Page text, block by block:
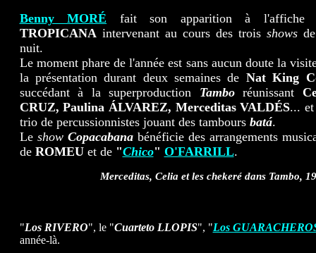
Benny MORÉ fait son apparition à l'affiche
TROPICANAintervenant au cours des troisshows
nuit.
Le moment phare de l'année est sans aucun doute la
la présentation durant deux semaines de Nat King
succédant à la superproduction Tamboréunissant
CRUZ, Paulina ÁLVAREZ, Merceditas VALDÉS...
trio de percussionnistes jouant des tambours batá.
Le show Copacabanabénéficie des arrangements
de ROMEUet de "Chico" O'FARRILL.
Merceditas, Celia et les chekeré dans Tambo,
"Los RIVERO", le "Cuarteto LLOPIS", "Los
année-là.